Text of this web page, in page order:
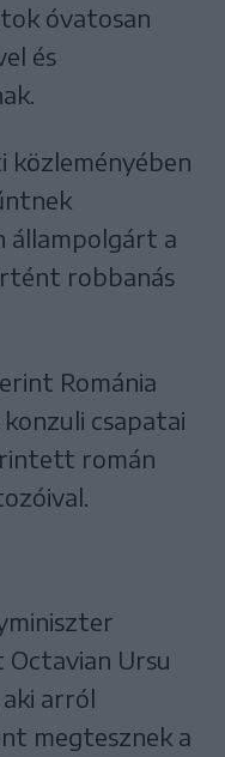
óvatosan
és
közleményében
állampolgárt a
robbanás
Románia
csapatai
román
Ursu
arról
megtesznek a